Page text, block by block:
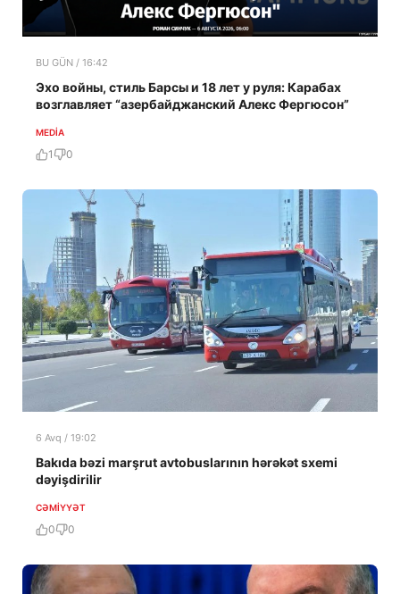
BU GÜN / 16:42
Эхо войны, стиль Барсы и 18 лет у руля: Карабах
возглавляет “азербайджанский Алекс Фергюсон”
MEDİA
1 0
6 Avq / 19:02
Bakıda bəzi marşrut avtobuslarının hərəkət sxemi
dəyişdirilir
CƏMIYYƏT
0 0